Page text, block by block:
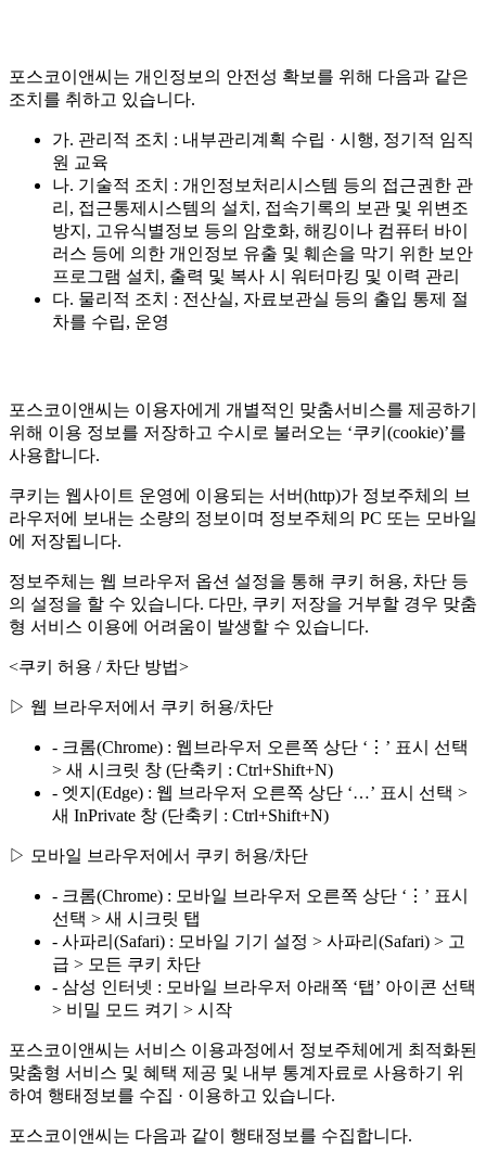
포스코이앤씨는 개인정보의 안전성 확보를 위해 다음과 같은
조치를 취하고 있습니다.
가. 관리적 조치 : 내부관리계획 수립 · 시행, 정기적 임직
원 교육
나. 기술적 조치 : 개인정보처리시스템 등의 접근권한 관
리, 접근통제시스템의 설치, 접속기록의 보관 및 위변조
방지, 고유식별정보 등의 암호화, 해킹이나 컴퓨터 바이
러스 등에 의한 개인정보 유출 및 훼손을 막기 위한 보안
프로그램 설치, 출력 및 복사 시 워터마킹 및 이력 관리
다. 물리적 조치 : 전산실, 자료보관실 등의 출입 통제 절
차를 수립, 운영
포스코이앤씨는 이용자에게 개별적인 맞춤서비스를 제공하기
위해 이용 정보를 저장하고 수시로 불러오는 ‘쿠키(cookie)’를
사용합니다.
쿠키는 웹사이트 운영에 이용되는 서버(http)가 정보주체의 브
라우저에 보내는 소량의 정보이며 정보주체의 PC 또는 모바일
에 저장됩니다.
정보주체는 웹 브라우저 옵션 설정을 통해 쿠키 허용, 차단 등
의 설정을 할 수 있습니다. 다만, 쿠키 저장을 거부할 경우 맞춤
형 서비스 이용에 어려움이 발생할 수 있습니다.
<쿠키 허용 / 차단 방법>
▷ 웹 브라우저에서 쿠키 허용/차단
- 크롬(Chrome) : 웹브라우저 오른쪽 상단 ‘⋮’ 표시 선택
> 새 시크릿 창 (단축키 : Ctrl+Shift+N)
- 엣지(Edge) : 웹 브라우저 오른쪽 상단 ‘…’ 표시 선택 >
새 InPrivate 창 (단축키 : Ctrl+Shift+N)
▷ 모바일 브라우저에서 쿠키 허용/차단
- 크롬(Chrome) : 모바일 브라우저 오른쪽 상단 ‘⋮’ 표시
선택 > 새 시크릿 탭
- 사파리(Safari) : 모바일 기기 설정 > 사파리(Safari) > 고
급 > 모든 쿠키 차단
- 삼성 인터넷 : 모바일 브라우저 아래쪽 ‘탭’ 아이콘 선택
> 비밀 모드 켜기 > 시작
포스코이앤씨는 서비스 이용과정에서 정보주체에게 최적화된
맞춤형 서비스 및 혜택 제공 및 내부 통계자료로 사용하기 위
하여 행태정보를 수집 · 이용하고 있습니다.
포스코이앤씨는 다음과 같이 행태정보를 수집합니다.